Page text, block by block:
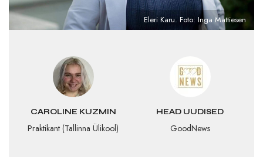
CAROLINE KUZMIN
Praktikant (Tallinna Ülikool)
HEAD UUDISED
GoodNews
Eleri Karu. Foto: Inga Mattiesen